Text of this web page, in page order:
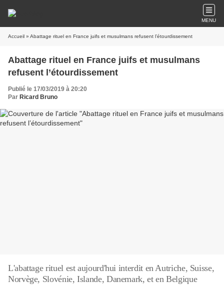
MENU
Accueil » Abattage rituel en France juifs et musulmans refusent l’étourdissement
Abattage rituel en France juifs et musulmans
refusent l’étourdissement
Publié le 17/03/2019 à 20:20
Par Ricard Bruno
L'abattage rituel est aujourd'hui interdit en Autriche, Suisse,
Norvège, Slovénie, Islande, Danemark, et en Belgique